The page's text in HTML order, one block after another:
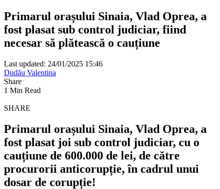
Primarul orașului Sinaia, Vlad Oprea, a
fost plasat sub control judiciar, fiind
necesar să plătească o cauțiune
Last updated: 24/01/2025 15:46
Dudău Valentina
Share
1 Min Read
SHARE
Primarul orașului Sinaia, Vlad Oprea, a
fost plasat joi sub control judiciar, cu o
cauțiune de 600.000 de lei, de către
procurorii anticorupție, în cadrul unui
dosar de corupție!